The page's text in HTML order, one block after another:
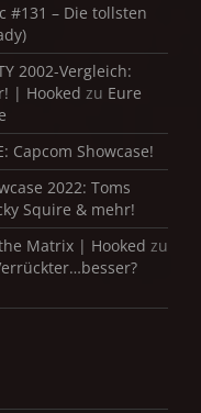
#131 – Die tollsten
2002-Vergleich:
| Hooked zu Eure
Capcom Showcase!
2022: Toms
Squire & mehr!
Matrix | Hooked zu